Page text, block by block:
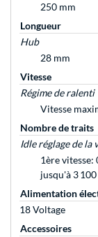
250 mm
Longueur
Hub
28 mm
Vitesse
Régime de ralenti
Vitesse
Nombre de traits
Idle réglage de la
1ère vitesse:
jusqu'à 3
Alimentation
18 Voltage
Accessoires